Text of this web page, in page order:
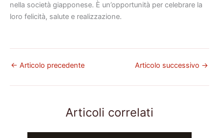
nella società giapponese. È un’opportunità per celebrare la
loro felicità, salute e realizzazione.
← Articolo precedente Articolo successivo →
Articoli correlati